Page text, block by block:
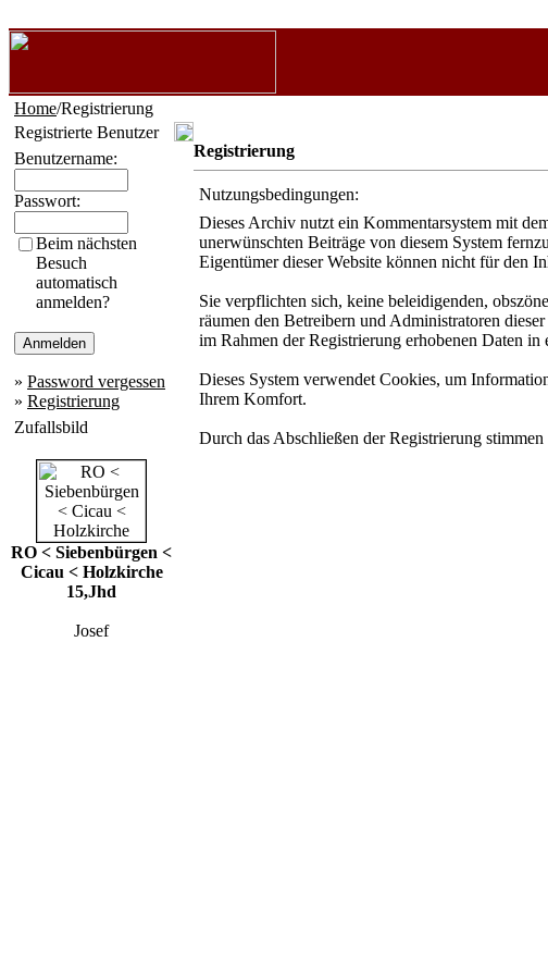
Home/Registrierung
Registrierte Benutzer
Benutzername:
Passwort:
Beim nächsten
Besuch
automatisch
anmelden?
» Password vergessen
» Registrierung
Zufallsbild
RO < Siebenbürgen <
Cicau < Holzkirche
15,Jhd
Josef
Registrierung
Nutzungsbedingungen:
Dieses Archiv nutzt ein Kommentarsystem mit
unerwünschten Beiträge von diesem System
Eigentümer dieser Website können nicht für den
Sie verpflichten sich, keine beleidigenden,
räumen den Betreibern und Administratoren
im Rahmen der Registrierung erhobenen Daten in
Dieses System verwendet Cookies, um
Ihrem Komfort.
Durch das Abschließen der Registrierung